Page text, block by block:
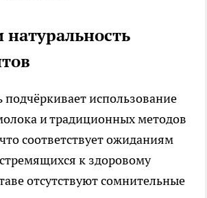
натуральность
использование
и традиционных методов
соответствует ожиданиям
к здоровому
отсутствуют сомнительные